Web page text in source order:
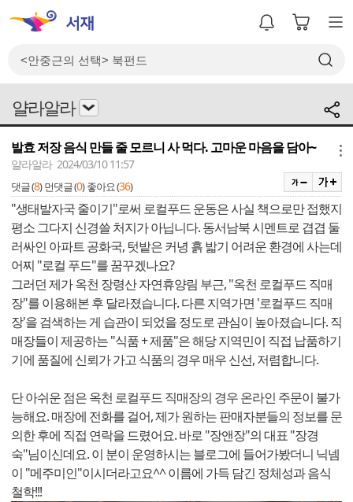
얄라알라
발효 저장 음식 만들 줄 모르니 사 먹다. 고마운 마음을 담아~
얄라알라 2024/03/10 11:57
댓글 (8) 먼댓글 (0) 좋아요 (36)
"생태발자국 줄이기"로써 로컬푸드 운동은 사실 책으로만 접했지
평소 그다지 신경쓸 처지가 아닙니다. 동서남북 시멘트로 겹겹 둘
러싸인 아파트 공화국, 텃밭은 커녕 흙 밟기 어려운 환경에 사는데
어찌 "로컬 푸드"를 꿈꾸겠나요?
그러던 제가 옥천 장령산 자연휴양림 부근, "옥천 로컬푸드 직매
장"를 이용해본 후 달라졌습니다. 다른 지역가면 '로컬푸드 직매
장'을 검색하는 게 습관이 되었을 정도로 관심이 높아졌습니다. 직
매장들이 제공하는 "식품 + 제품"은 해당 지역민이 직접 납품하기
기에 품질에 신뢰가 가고 식품의 경우 매우 신선, 저렴합니다.
단 아쉬운 점은 옥천 로컬푸드 직매장의 경우 온라인 주문이 불가
능해요. 매장에 전화를 걸어, 제가 원하는 판매자분들의 정보를 문
의한 후에 직접 연락을 드렸어요. 바로 "장앤장"의 대표 "장경
숙"님이신데요. 이 분이 운영하시는 블로그에 들어가봤더니 닉넴
이 "메주미인"이시더라고요^^ 이름에 가득 담긴 정체성과 음식
철학!!!